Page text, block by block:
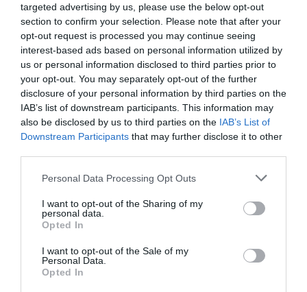
targeted advertising by us, please use the below opt-out
section to confirm your selection. Please note that after your
opt-out request is processed you may continue seeing
interest-based ads based on personal information utilized by
us or personal information disclosed to third parties prior to
your opt-out. You may separately opt-out of the further
disclosure of your personal information by third parties on the
IAB’s list of downstream participants. This information may
also be disclosed by us to third parties on the IAB’s List of
Downstream Participants that may further disclose it to other
Please note that this website/app uses one or more Google
not limited to your visit or usage behaviour. You may click to
grant or deny consent to Google and its third-party tags to
use your data for below specified purposes in below Google
consent section.
Personal Data Processing Opt Outs
I want to opt-out of the Sharing of my
personal data.
Opted In
I want to opt-out of the Sale of my
Personal Data.
Opted In
embargo, contaba con un excelente portero,
Waterman, quien intervenía con éxito en cada
momento. Adicionalmente, los Cretenses sin haber
creado ocasión alguna hasta aquel periodo, abrieron
el marcador en el minuto 37 con un tanto de
Sturgeon.
En el segundo tiempo los huéspedes entraron muy
Carlitos, quien logró su primer tanto llevando la
camiseta del Panathinaikos. Cinco minutos más
tarde los Verdes fueron muy cerca de marcar un
segundo gol, pero Waterman paró el penalty
disparado por Macheda.